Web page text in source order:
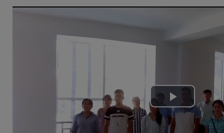
Play
Video